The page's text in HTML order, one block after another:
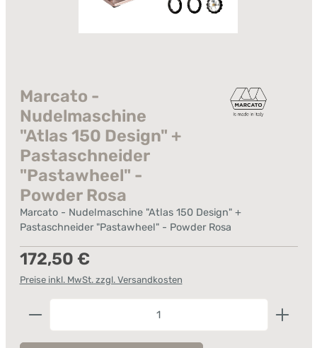
Marcato -
Nudelmaschine
"Atlas 150 Design" +
Pastaschneider
"Pastawheel" -
Powder Rosa
Marcato - Nudelmaschine "Atlas 150 Design" +
Pastaschneider "Pastawheel" - Powder Rosa
Regulärer Preis:
172,50 €
Preise inkl. MwSt. zzgl. Versandkosten
Produkt Anzahl: Gib den gewünschten Wert ein